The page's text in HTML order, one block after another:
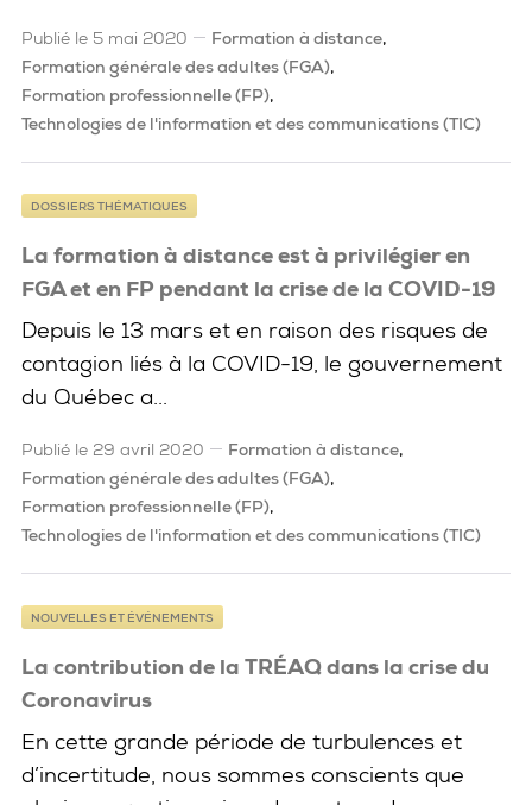
Publié le 5 mai 2020
Formation à distance
Formation générale des adultes (FGA)
Formation professionnelle (FP)
Technologies de l'information et des communications (TIC)
La formation à distance est à privilégier en
FGA et en FP pendant la crise de la COVID-19
DOSSIERS THÉMATIQUES
Depuis le 13 mars et en raison des risques de
contagion liés à la COVID-19, le gouvernement
du Québec a...
Publié le 29 avril 2020
Formation à distance
Formation générale des adultes (FGA)
Formation professionnelle (FP)
Technologies de l'information et des communications (TIC)
La contribution de la TRÉAQ dans la crise du
Coronavirus
NOUVELLES ET ÉVÉNEMENTS
En cette grande période de turbulences et
d’incertitude, nous sommes conscients que